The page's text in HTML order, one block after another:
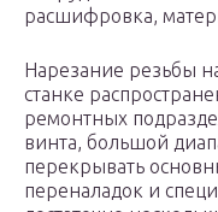
расшифровка,
Нарезание резьбы
станке
ремонтных
винта, большой
перекрывать
переналадок и